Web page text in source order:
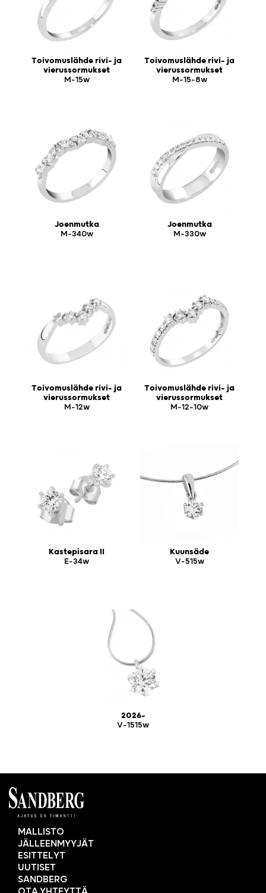
Toivomuslähde rivi- ja
vierussormukset
M-15w
Toivomuslähde rivi- ja
vierussormukset
M-15-8w
Joenmutka
M-340w
Joenmutka
M-330w
Toivomuslähde rivi- ja
vierussormukset
M-12w
Toivomuslähde rivi- ja
vierussormukset
M-12-10w
Kastepisara II
E-34w
Kuunsäde
V-515w
2026-
V-1515w
MALLISTO
JÄLLEENMYYJÄT
ESITTELYT
UUTISET
SANDBERG